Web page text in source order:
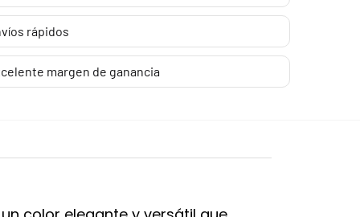
rápidos
margen de ganancia